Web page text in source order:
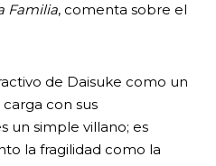
Familia, comenta sobre el
de Daisuke como un
con sus
un simple villano; es
la fragilidad como la